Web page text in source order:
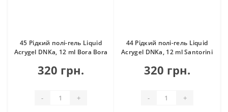
45 Рідкий полі-гель Liquid
Acrygel DNKa, 12 ml Bora Bora
320 грн.
- +
44 Рідкий полі-гель Liquid
Acrygel DNKa, 12 ml Santorini
320 грн.
- +